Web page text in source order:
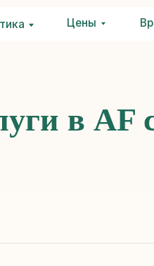
Врачи
Цены Врачи
Цены
в AF